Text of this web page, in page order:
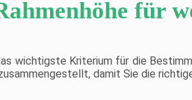
für
wichtigste Kriterium für die
damit Sie die